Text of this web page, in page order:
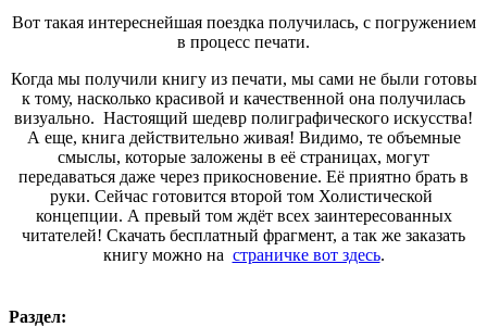
Вот такая интереснейшая поездка получилась, с погружением
в процесс печати.
Когда мы получили книгу из печати, мы сами не были готовы
к тому, насколько красивой и качественной она получилась
визуально. Настоящий шедевр полиграфического искусства!
А еще, книга действительно живая! Видимо, те объемные
смыслы, которые заложены в её страницах, могут
передаваться даже через прикосновение. Её приятно брать в
руки. Сейчас готовится второй том Холистической
концепции. А превый том ждёт всех заинтересованных
читателей! Скачать бесплатный фрагмент, а так же заказать
книгу можно на страничке вот здесь.
Раздел: